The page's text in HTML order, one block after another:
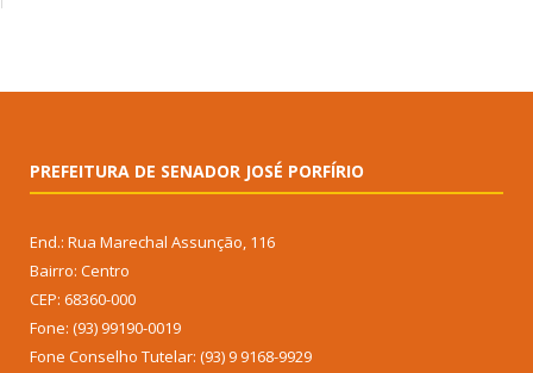
PREFEITURA DE SENADOR JOSÉ PORFÍRIO
End.: Rua Marechal Assunção, 116
Bairro: Centro
CEP: 68360-000
Fone: (93) 99190-0019
Fone Conselho Tutelar: (93) 9 9168-9929